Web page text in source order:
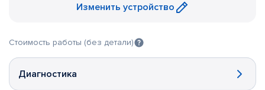
Изменить устройство
Стоимость работы (без детали)
Диагностика